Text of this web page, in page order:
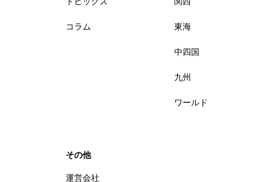
コラム 東海
中四国
九州
ワールド
その他
運営会社